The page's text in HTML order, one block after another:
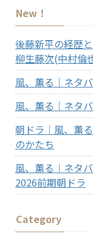
New！
後藤新平の経歴
柳生藤次(中村倫
風、薫る｜ネタ
風、薫る｜ネタ
朝ドラ｜風、薫
のかたち
風、薫る｜ネタ
2026前期朝ドラ
Category